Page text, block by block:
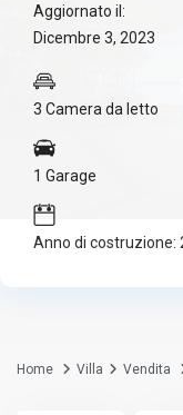
Aggiornato il:
Dicembre 3, 2023
3 Camera da letto
1 Garage
Anno di costruzione:
Home Villa Vendita